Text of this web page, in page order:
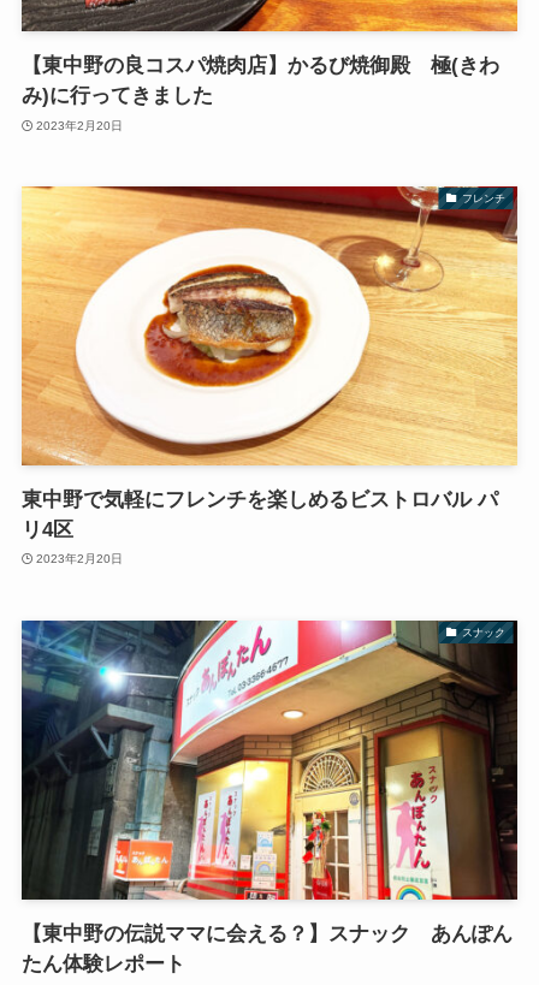
【東中野の良コスパ焼肉店】かるび焼御殿 極(きわ
み)に行ってきました
2023年2月20日
フレンチ
東中野で気軽にフレンチを楽しめるビストロバル パ
リ4区
2023年2月20日
スナック
【東中野の伝説ママに会える？】スナック あんぽん
たん体験レポート